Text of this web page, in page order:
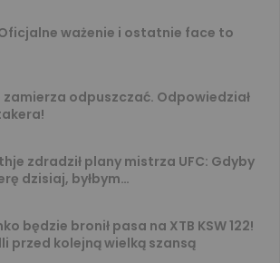
Oficjalne ważenie i ostatnie face to
zamierza odpuszczać. Odpowiedział
zdradził plany mistrza UFC: Gdyby
dzisiaj, byłbym…
będzie bronił pasa na XTB KSW 122!
przed kolejną wielką szansą